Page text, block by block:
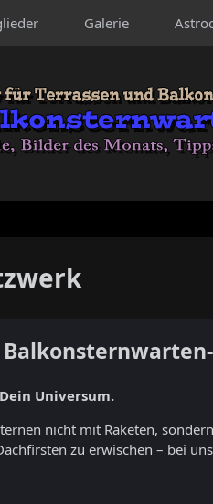
Galerie
Universum.
nicht mit Raketen,
zu erwischen – bei